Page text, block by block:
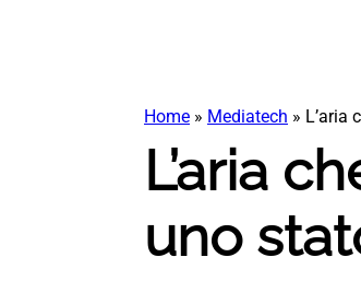
Home » Mediatech » L’aria
L’aria
uno